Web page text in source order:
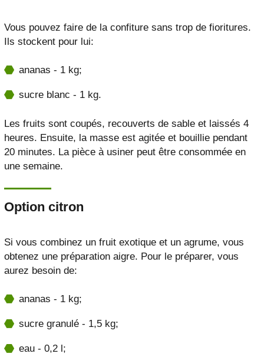
Vous pouvez faire de la confiture sans trop de fioritures.
Ils stockent pour lui:
ananas - 1 kg;
sucre blanc - 1 kg.
Les fruits sont coupés, recouverts de sable et laissés 4
heures. Ensuite, la masse est agitée et bouillie pendant
20 minutes. La pièce à usiner peut être consommée en
une semaine.
Option citron
Si vous combinez un fruit exotique et un agrume, vous
obtenez une préparation aigre. Pour le préparer, vous
aurez besoin de:
ananas - 1 kg;
sucre granulé - 1,5 kg;
eau - 0,2 l;